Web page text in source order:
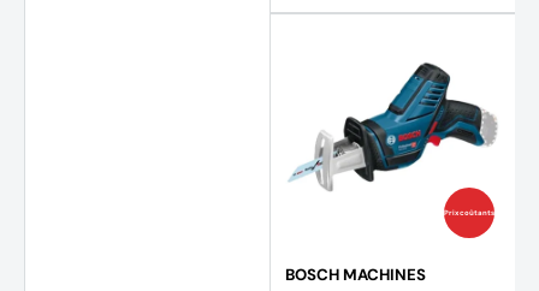
(1
Prix coûtants
BOSCH MACHINES